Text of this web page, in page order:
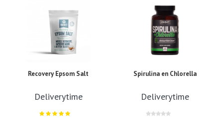
Recovery Epsom Salt
Deliverytime
Spirulina en Chlorella
Deliverytime